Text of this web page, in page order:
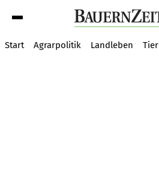
Start Agrarpolitik Landleben